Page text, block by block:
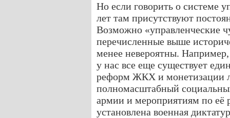
Но если говорить о системе
лет там присутствуют
Возможно «управленческие
перечисленные выше
менее невероятны.
у нас все еще существует
реформ ЖКХ и монетизации
полномасштабный
армии и мероприятиям по
установлена военная